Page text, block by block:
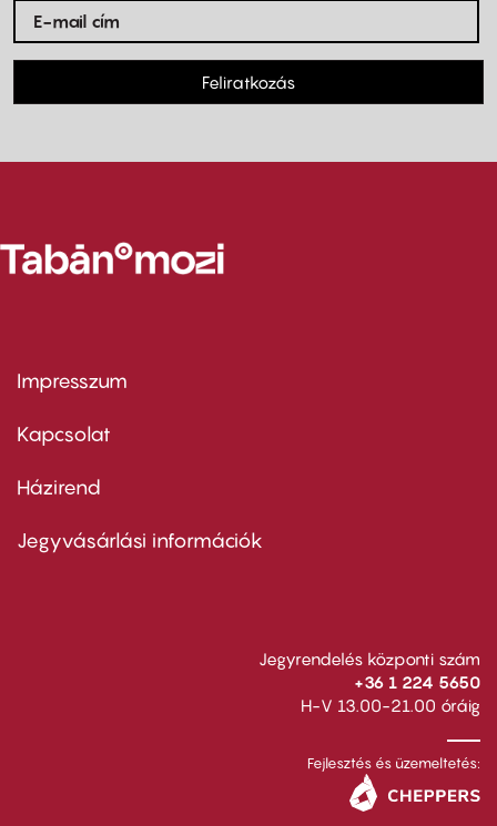
Feliratkozás
Footer
first
Impresszum
Kapcsolat
Footer
second
Házirend
Jegyvásárlási információk
Jegyrendelés központi szám
+36 1 224 5650
H-V 13.00-21.00 óráig
Fejlesztés és üzemeltetés: